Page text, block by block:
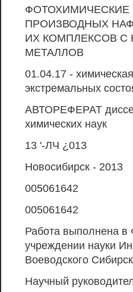
ФОТОХИМИЧЕСКИЕ
ПРОИЗВОДНЫХ
ИХ КОМПЛЕКСОВ
МЕТАЛЛОВ
01.04.17 -
экстремальных
АВТОРЕФЕРАТ
химических наук
13 '-ЛЧ ¿013
Новосибирск - 2013
005061642
005061642
Работа выполнена в
учреждении науки
Воеводского
Научный